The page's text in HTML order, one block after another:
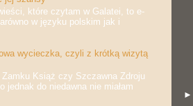
które czytam w Galatei, to e-
w języku polskim jak i
wycieczka, czyli z krótką wizytą
Książ czy Szczawna Zdroju
jednak do niedawna nie miałam
►